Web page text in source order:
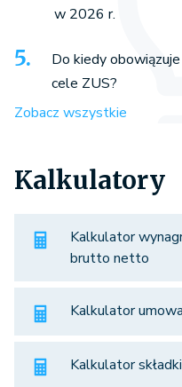
w 2026 r.
Do kiedy
cele ZUS?
Zobacz wszystkie
Kalkulatory
Kalkulator
brutto netto
Kalkulator
Kalkulator